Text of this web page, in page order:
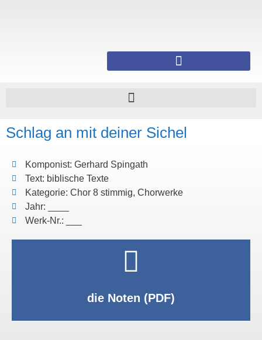
Schlag an mit deiner Sichel
Komponist: Gerhard Spingath
Text: biblische Texte
Kategorie: Chor 8 stimmig, Chorwerke
Jahr: ____
Werk-Nr.: ___
die Noten (PDF)